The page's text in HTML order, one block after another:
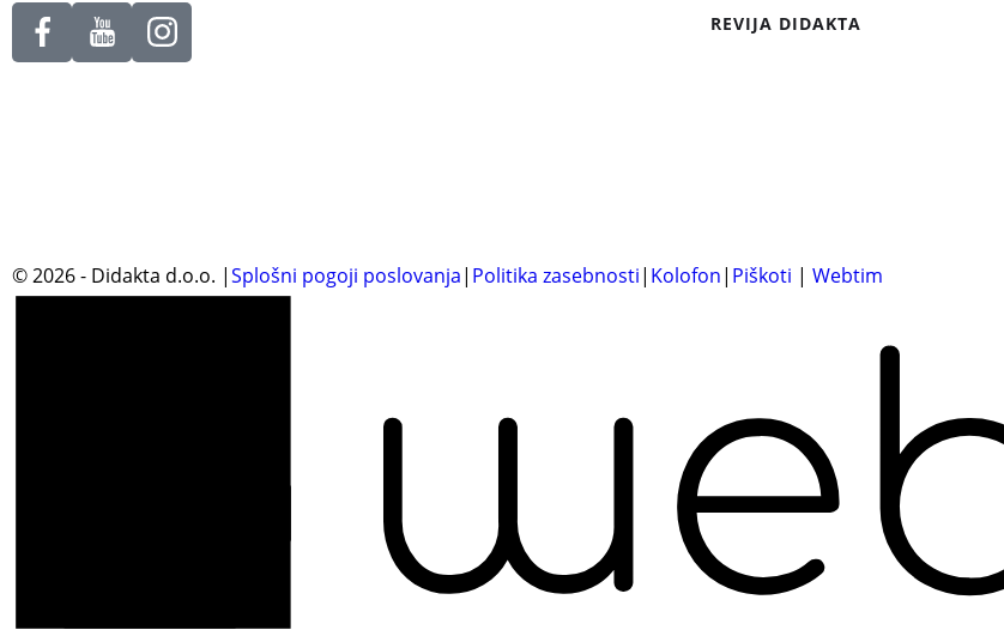
REVIJA DIDAKTA
©2026- Didakta d.o.o. |Splošni pogoji poslovanja| Politika zasebnosti| Kolofon| Piškoti | Webtim